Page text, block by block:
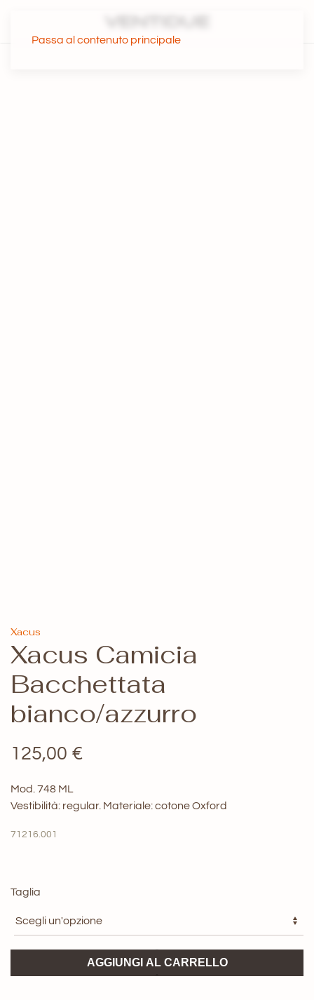
Passa al contenuto principale
Xacus
Xacus Camicia
Bacchettata
bianco/azzurro
125,00 €
Mod. 748 ML
Vestibilità: regular. Materiale: cotoneOxford
71216.001
Taglia
Camicia
AGGIUNGI AL CARRELLO